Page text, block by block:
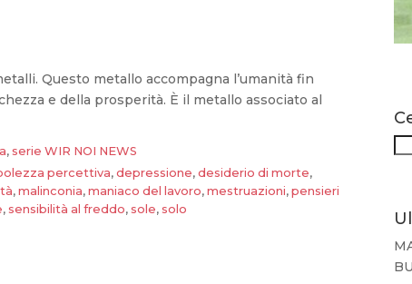
Questo metallo accompagna l’umanità fin
e della prosperità. È il metallo associato al
, serie WIR NOI NEWS
percettiva, depressione, desiderio di morte,
, malinconia, maniaco del lavoro, mestruazioni, pensieri
, sensibilità al freddo, sole, solo